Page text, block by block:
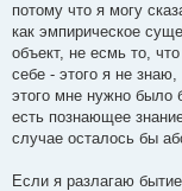
потому что я могу
как эмпирическое
объект, не есмь то,
себе - этого я не
этого мне нужно было
есть познающее
случае осталось бы
Если я разлагаю